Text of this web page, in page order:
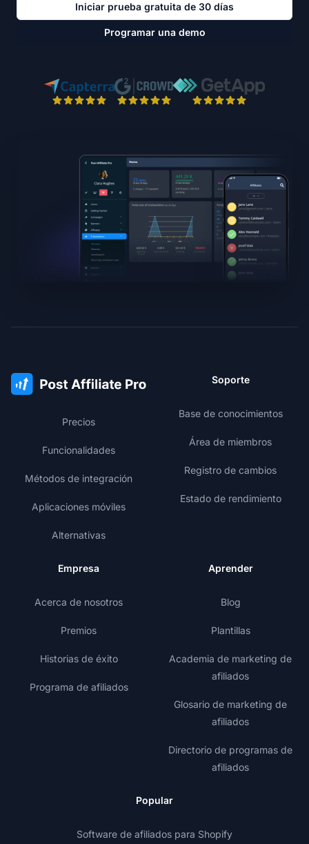
Iniciar prueba gratuita de 30 días
Programar una demo
Precios
Funcionalidades
Métodos de integración
Aplicaciones móviles
Alternativas
Soporte
Base de conocimientos
Área de miembros
Registro de cambios
Estado de rendimiento
Empresa
Acerca de nosotros
Premios
Historias de éxito
Programa de afiliados
Aprender
Blog
Plantillas
Academia de marketing de
afiliados
Glosario de marketing de
afiliados
Directorio de programas de
afiliados
Popular
Software de afiliados para Shopify